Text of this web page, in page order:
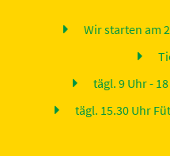
Wir starten am
tägl. 9 Uhr -
tägl. 15.30 Uhr